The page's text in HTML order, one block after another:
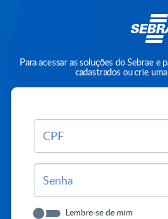
Para acessar as soluções do Sebrae e
cadastrados ou crie
CPF
Senha
Lembre-se de mim